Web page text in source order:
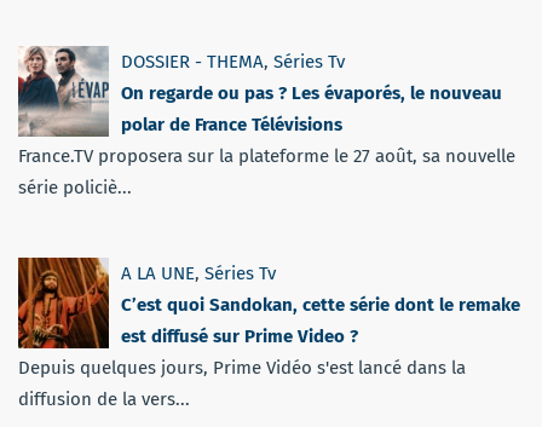
DOSSIER - THEMA, Séries Tv
On regarde ou pas ? Les évaporés, le nouveau
polar de France Télévisions
France.TV proposera sur la plateforme le 27 août, sa nouvelle
série policiè...
A LA UNE, Séries Tv
C’est quoi Sandokan, cette série dont le remake
est diffusé sur Prime Video ?
Depuis quelques jours, Prime Vidéo s'est lancé dans la
diffusion de la vers...